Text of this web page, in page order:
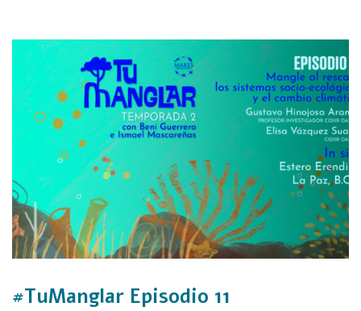
#TuManglar Episodio 11